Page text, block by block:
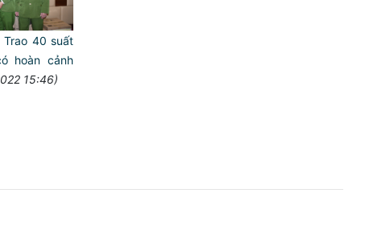
Trao 40 suất
hoàn cảnh
15:46)